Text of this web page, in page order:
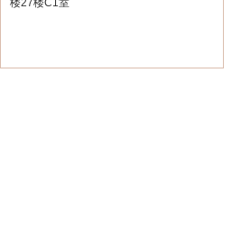
楼27楼C1室